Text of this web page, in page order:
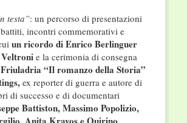
testa”: un percorso di presentazioni
incontri commemorativi e
un ricordo di Enrico Berlinguer
e la cerimonia di consegna
“Il romanzo della Storia”
ex reporter di guerra e autore di
di successo e di documentari
Battiston, Massimo Popolizio,